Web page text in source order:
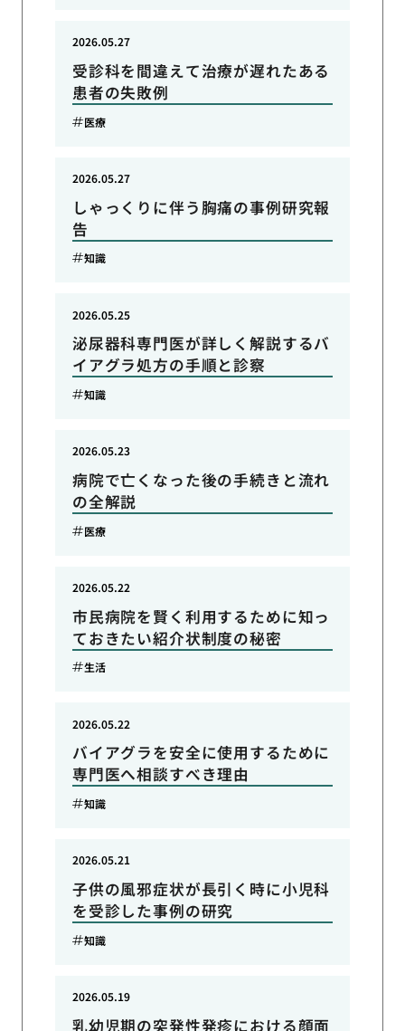
受診科を間違えて治療が遅れたある
患者の失敗例
2026.05.27
医療
しゃっくりに伴う胸痛の事例研究報
告
2026.05.27
知識
泌尿器科専門医が詳しく解説するバ
イアグラ処方の手順と診察
2026.05.25
知識
病院で亡くなった後の手続きと流れ
の全解説
2026.05.23
医療
市民病院を賢く利用するために知っ
ておきたい紹介状制度の秘密
2026.05.22
生活
バイアグラを安全に使用するために
専門医へ相談すべき理由
2026.05.22
知識
子供の風邪症状が長引く時に小児科
を受診した事例の研究
2026.05.21
知識
乳幼児期の突発性発疹における顔面
2026.05.19